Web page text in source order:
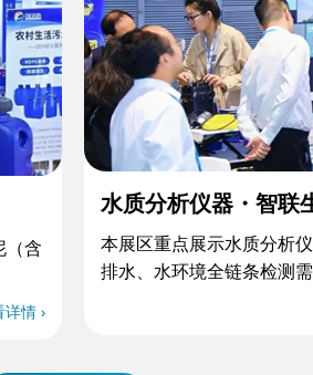
（含
情 ›
水质分析仪器・智联
本展区重点展示水质分析
排水、水环境全链条检测